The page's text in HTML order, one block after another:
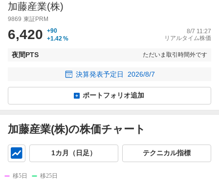
加藤産業(株)
9869 東証PRM
6,420
+90
+1.42 %
8/7 11:27
リアルタイム株価
夜間PTS ただいま取引時間外です
決算発表予定日 2026/8/7
ポートフォリオ追加
加藤産業(株)の株価チャート
1カ月（日足） テクニカル指標
移5日 移25日